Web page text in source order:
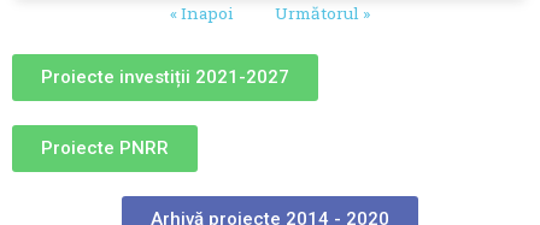
« Inapoi Următorul »
Proiecte investiții 2021-2027
Proiecte PNRR
Arhivă proiecte 2014 - 2020